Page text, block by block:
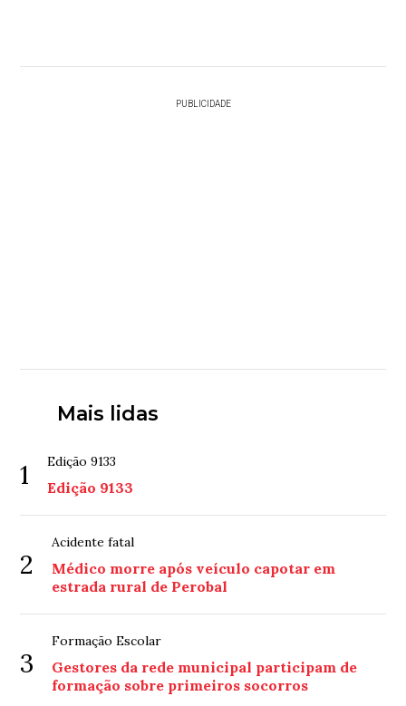
PUBLICIDADE
Mais lidas
1 Edição 9133
Edição 9133
2
Acidente fatal
Médico morre após veículo capotar em
estrada rural de Perobal
3
Formação Escolar
Gestores da rede municipal participam de
formação sobre primeiros socorros